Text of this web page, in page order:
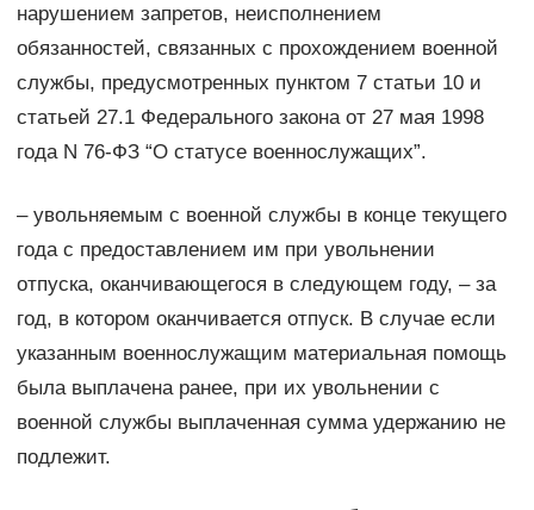
нарушением запретов, неисполнением
обязанностей, связанных с прохождением военной
службы, предусмотренных пунктом 7 статьи 10 и
статьей 27.1 Федерального закона от 27 мая 1998
года N 76-ФЗ “О статусе военнослужащих”.
– увольняемым с военной службы в конце текущего
года с предоставлением им при увольнении
отпуска, оканчивающегося в следующем году, – за
год, в котором оканчивается отпуск. В случае если
указанным военнослужащим материальная помощь
была выплачена ранее, при их увольнении с
военной службы выплаченная сумма удержанию не
подлежит.